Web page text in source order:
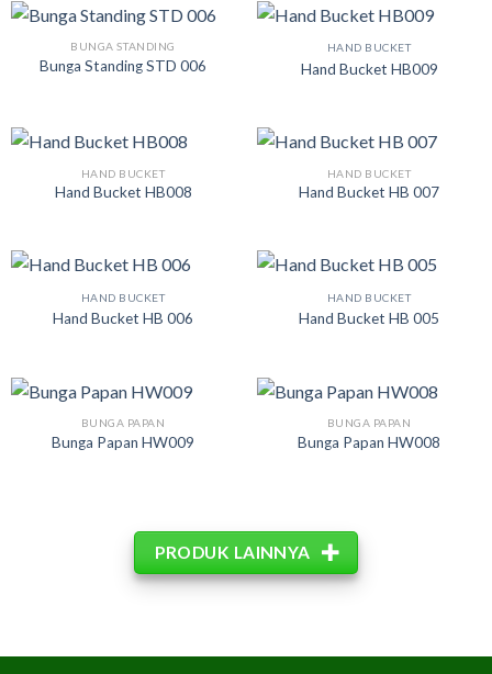
BUNGA STANDING
Bunga Standing STD 006
HAND BUCKET
Hand Bucket HB009
HAND BUCKET
Hand Bucket HB008
HAND BUCKET
Hand Bucket HB 007
HAND BUCKET
Hand Bucket HB 006
HAND BUCKET
Hand Bucket HB 005
BUNGA PAPAN
Bunga Papan HW009
BUNGA PAPAN
Bunga Papan HW008
PRODUK LAINNYA